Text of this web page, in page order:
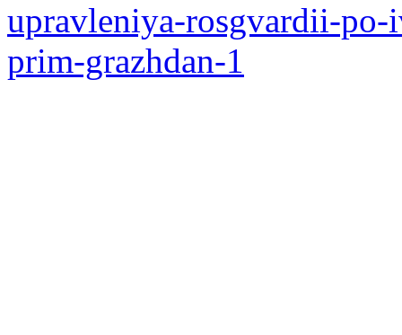
upravleniya-rosgvardii-
prim-grazhdan-1